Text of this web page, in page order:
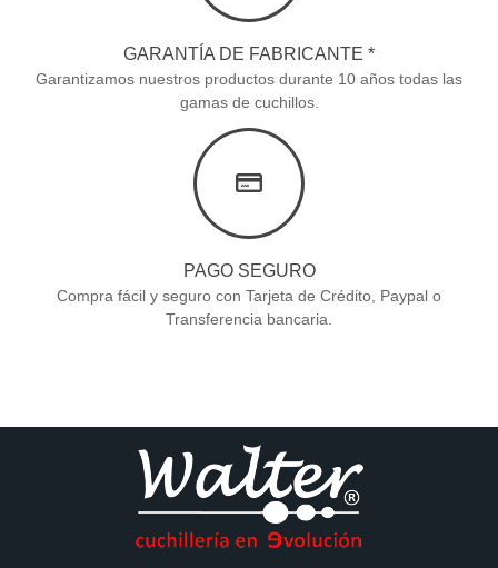
GARANTÍA DE FABRICANTE *
Garantizamos nuestros productos durante 10 años todas las
gamas de cuchillos.
PAGO SEGURO
Compra fácil y seguro con Tarjeta de Crédito, Paypal o
Transferencia bancaria.